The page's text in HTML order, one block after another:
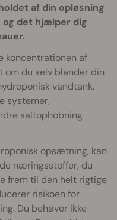
af din opløsning
og det hjælper dig
koncentrationen af
om du selv blander din
vandtank.
systemer,
saltophobning
opsætning, kan
næringsstoffer, du
frem til den helt rigtige
risikoen for
Du behøver ikke